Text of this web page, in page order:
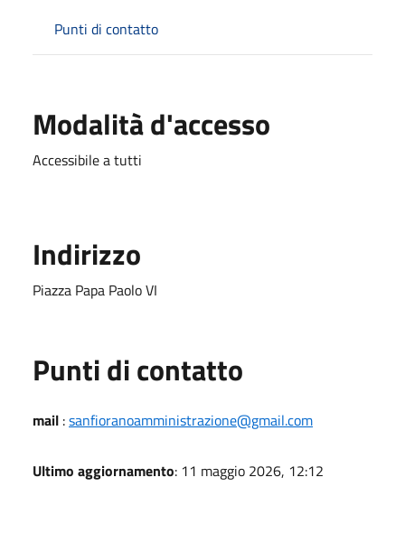
Punti di contatto
Modalità d'accesso
Accessibile a tutti
Indirizzo
Piazza Papa Paolo VI
Punti di contatto
mail :sanfioranoamministrazione@gmail.com
Ultimo aggiornamento: 11 maggio 2026, 12:12